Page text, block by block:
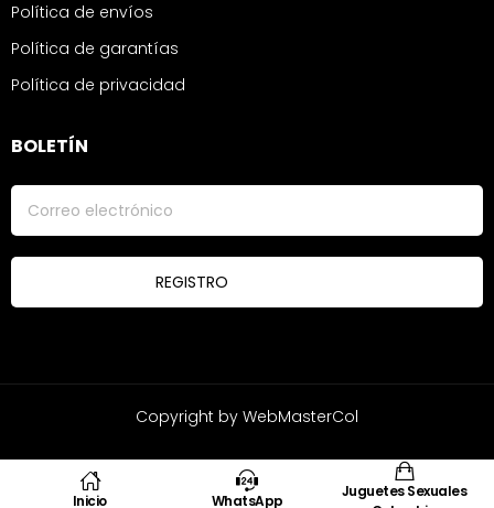
Inicio WhatsApp
Juguetes Sexuales
Política de envíos
Política de garantías
Política de privacidad
BOLETÍN
Copyright by WebMasterCol